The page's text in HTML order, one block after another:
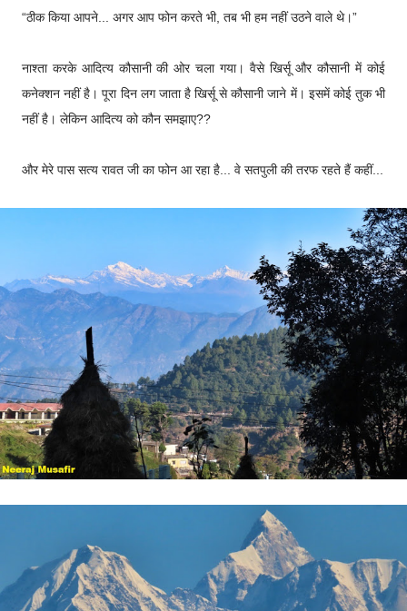
“ठीक किया आपने... अगर आप फोन करते भी, तब भी हम नहीं उठने वाले थे।”
नाश्ता करके आदित्य कौसानी की ओर चला गया। वैसे खिर्सू और कौसानी में कोई
कनेक्शन नहीं है। पूरा दिन लग जाता है खिर्सू से कौसानी जाने में। इसमें कोई तुक भी
नहीं है। लेकिन आदित्य को कौन समझाए??
और मेरे पास सत्य रावत जी का फोन आ रहा है... वे सतपुली की तरफ रहते हैं कहीं...